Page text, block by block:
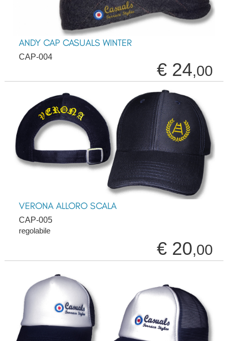
ANDY CAP CASUALS WINTER
CAP-004
€ 24,00
VERONA ALLORO SCALA
CAP-005
regolabile
€ 20,00